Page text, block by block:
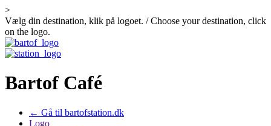
>
Vælg din destination, klik på logoet. / Choose your destination, click
on the logo.
Bartof Café
← Gå til bartofstation.dk
Logo